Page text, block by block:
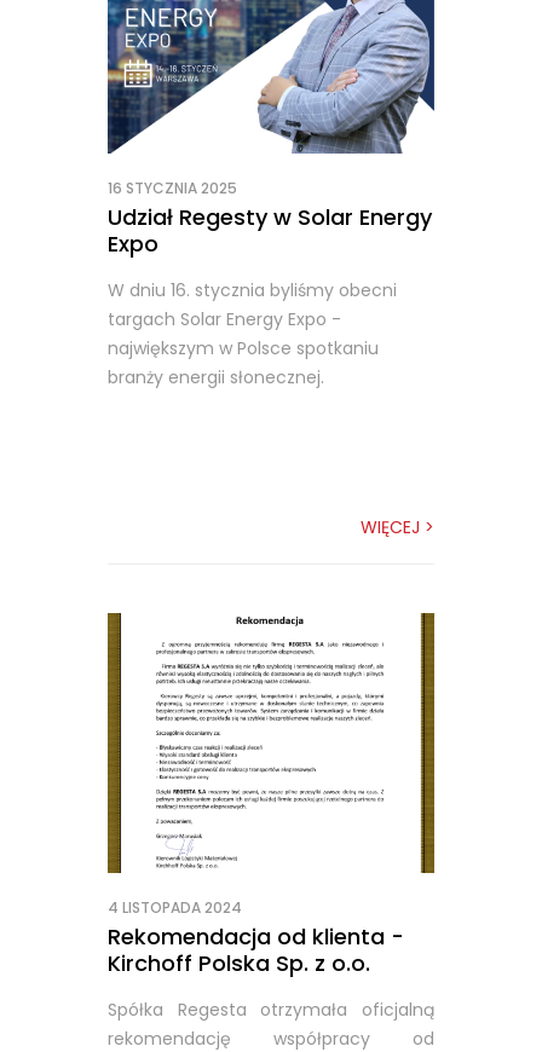
16 STYCZNIA 2025
Udział Regesty w Solar Energy
Expo
W dniu 16. stycznia byliśmy obecni
targach Solar Energy Expo -
największym w Polsce spotkaniu
branży energii słonecznej.
WIĘCEJ >
4 LISTOPADA 2024
Rekomendacja od klienta -
Kirchoff Polska Sp. z o.o.
Spółka Regesta otrzymała oficjalną
rekomendację współpracy od